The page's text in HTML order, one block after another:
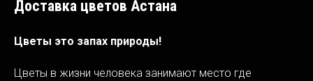
Доставка цветов Астана
Цветы это запах природы!
Цветы в жизни человека занимают место где